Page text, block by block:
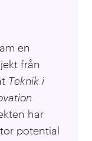
en
från
Teknik i
har
potential